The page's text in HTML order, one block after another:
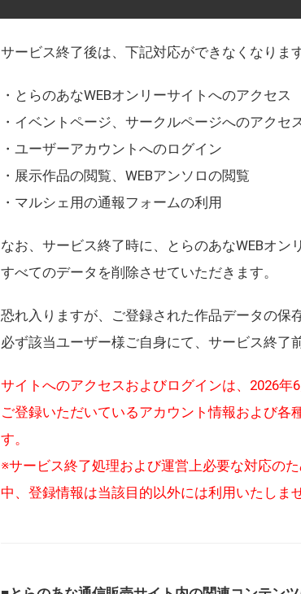
サービス終了後は、下記対応ができなくなります
・とらのあなWEBオンリーサイトへのアクセス
・イベントページ、サークルページへのアクセ
・ユーザーアカウントへのログイン
・展示作品の閲覧、WEBアンソロの閲覧
・マルシェ用の通報フォームの利用
なお、サービス終了時に、とらのあなWEBオン
すべてのデータを削除させていただきます。
恐れ入りますが、ご登録された作品データの保
必ず該当ユーザー様ご自身にて、サービス終了
サイトへのアクセスおよびログインは、2026年
ご登録いただいているアカウント情報および各
す。
※サービス終了処理および運営上必要な対応の
中、登録情報は当該目的以外には利用いたしませ